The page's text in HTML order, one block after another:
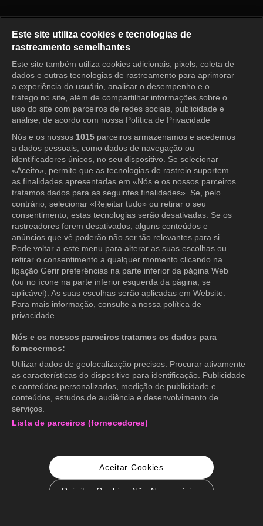
Entrar
Este site utiliza cookies e tecnologias de
rastreamento semelhantes
Este site também utiliza cookies adicionais, pixels, coleta de
dados e outras tecnologias de rastreamento para aprimorar
a experiência do usuário, analisar o desempenho e o
tráfego no site, além de compartilhar informações sobre o
uso do site com parceiros de redes sociais, publicidade e
análise, de acordo com nossa Política de Privacidade
Nós e os nossos 1015 parceiros armazenamos e acedemos
a dados pessoais, como dados de navegação ou
identificadores únicos, no seu dispositivo. Se selecionar
«Aceito», permite que as tecnologias de rastreio suportem
as finalidades apresentadas em «Nós e os nossos parceiros
tratamos dados para as seguintes finalidades». Se, pelo
contrário, selecionar «Rejeitar tudo» ou retirar o seu
consentimento, estas tecnologias serão desativadas. Se os
rastreadores forem desativados, alguns conteúdos e
anúncios que vê poderão não ser tão relevantes para si.
Pode voltar a este menu para alterar as suas escolhas ou
retirar o consentimento a qualquer momento clicando na
ligação Gerir preferências na parte inferior da página Web
(ou no ícone na parte inferior esquerda da página, se
aplicável). As suas escolhas serão aplicadas em Website.
Para mais informação, consulte a nossa política de
privacidade.
Nós e os nossos parceiros tratamos os dados para
fornecermos:
Utilizar dados de geolocalização precisos. Procurar ativamente
as características do dispositivo para identificação. Publicidade
e conteúdos personalizados, medição de publicidade e
conteúdos, estudos de audiência e desenvolvimento de
serviços.
Lista de parceiros (fornecedores)
Aceitar Cookies
Rejeitar Cookies Não Necessários